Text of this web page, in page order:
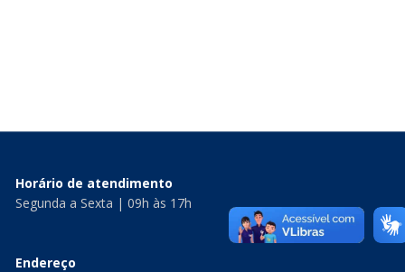
Horário de atendimento
Segunda a Sexta | 09h às 17h
Endereço